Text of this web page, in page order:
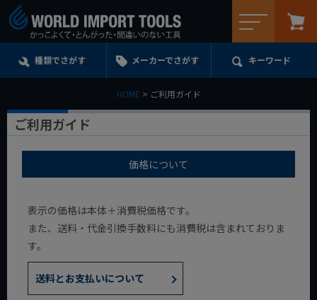
種類でさがす メーカーでさがす キーワード
HOME ご利用ガイド
ご利用ガイド
価格について
表示の価格は本体＋消費税価格です。
また、送料・代金引換手数料にも消費税は含まれておりま
す。
送料とお支払いについて